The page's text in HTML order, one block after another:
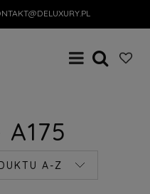
A175
A-Z